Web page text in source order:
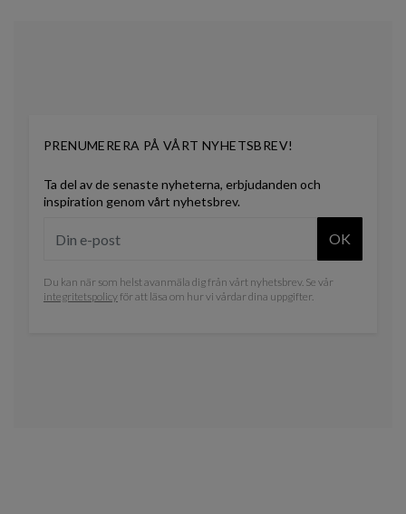
PRENUMERERA PÅ VÅRT NYHETSBREV!
Ta del av de senaste nyheterna, erbjudanden och
inspiration genom vårt nyhetsbrev.
OK
Du kan när som helst avanmäla dig från vårt nyhetsbrev. Se vår
integritetspolicyför att läsa om hur vi vårdar dina uppgifter.